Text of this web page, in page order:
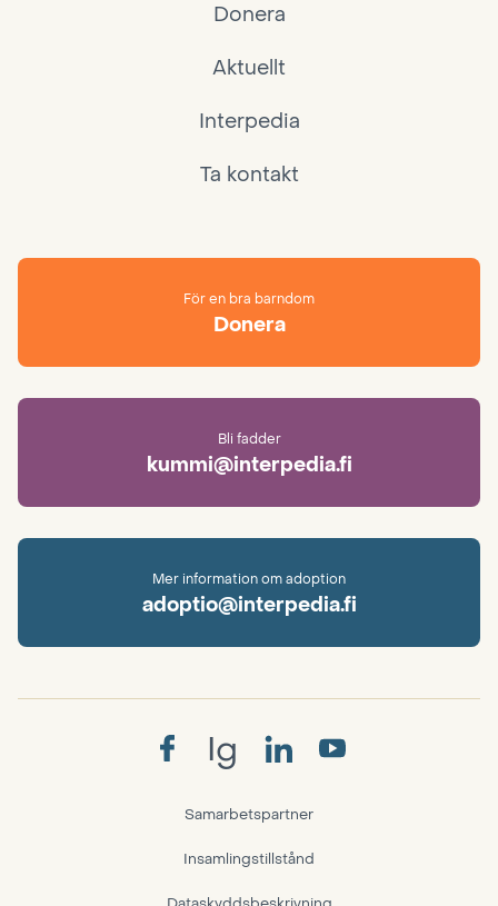
Donera
Aktuellt
Interpedia
Ta kontakt
För en bra barndom
Donera
Bli fadder
kummi@interpedia.fi
Mer information om adoption
adoptio@interpedia.fi
Ig
Samarbetspartner
Insamlingstillstånd